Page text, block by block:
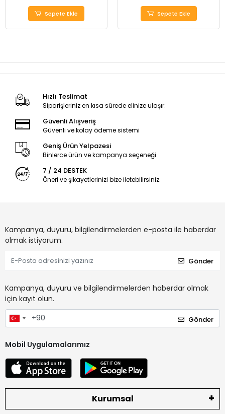
Sepete Ekle Sepete Ekle
Hızlı Teslimat
Siparişleriniz en kısa sürede elinize ulaşır.
Güvenli Alışveriş
Güvenli ve kolay ödeme sistemi
Geniş Ürün Yelpazesi
Binlerce ürün ve kampanya seçeneği
7 / 24 DESTEK
Öneri ve şikayetlerinizi bize iletebilirsiniz.
Kampanya, duyuru, bilgilendirmelerden e-posta ile haberdar
olmak istiyorum.
Gönder
Kampanya, duyuru ve bilgilendirmelerden haberdar olmak
için kayıt olun.
Gönder
Mobil Uygulamalarımız
Kurumsal